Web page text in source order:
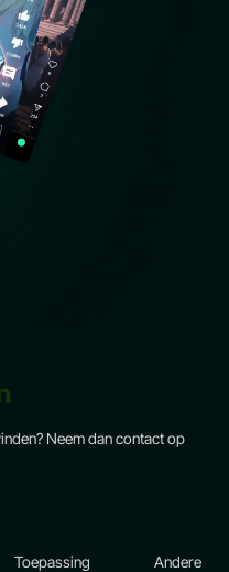
Neem dan contact op
Toepassing Andere